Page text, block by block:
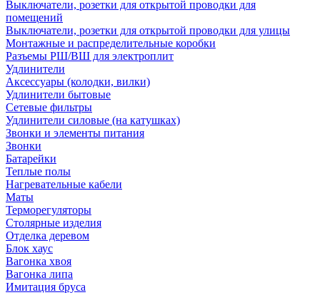
Выключатели, розетки для открытой проводки для
помещений
Выключатели, розетки для открытой проводки для улицы
Монтажные и распределительные коробки
Разъемы РШ/ВШ для электроплит
Удлинители
Аксессуары (колодки, вилки)
Удлинители бытовые
Сетевые фильтры
Удлинители силовые (на катушках)
Звонки и элементы питания
Звонки
Батарейки
Теплые полы
Нагревательные кабели
Маты
Терморегуляторы
Столярные изделия
Отделка деревом
Блок хаус
Вагонка хвоя
Вагонка липа
Имитация бруса